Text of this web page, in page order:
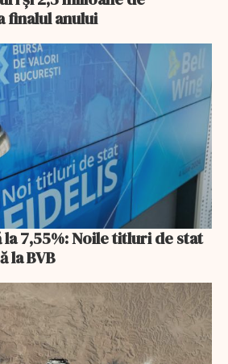
finalul anului
la 7,55%: Noile titluri de stat
la BVB